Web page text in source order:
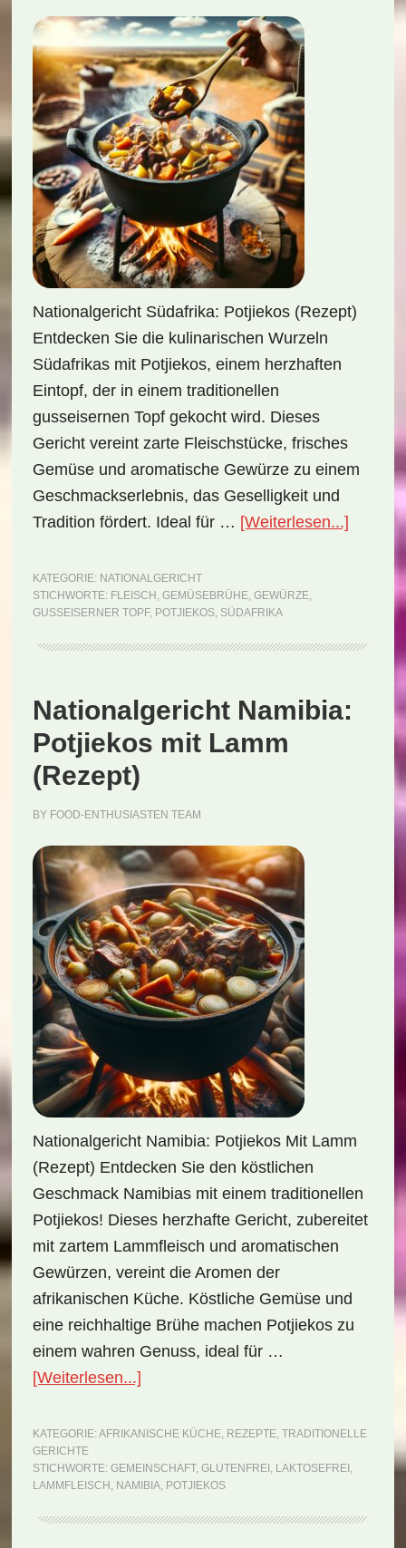
Nationalgericht Südafrika: Potjiekos (Rezept)
Entdecken Sie die kulinarischen Wurzeln
Südafrikas mit Potjiekos, einem herzhaften
Eintopf, der in einem traditionellen
gusseisernen Topf gekocht wird. Dieses
Gericht vereint zarte Fleischstücke, frisches
Gemüse und aromatische Gewürze zu einem
Geschmackserlebnis, das Geselligkeit und
Tradition fördert. Ideal für … [Weiterlesen...]
KATEGORIE: NATIONALGERICHT
STICHWORTE: FLEISCH , GEMÜSEBRÜHE, GEWÜRZE,
GUSSEISERNER TOPF, POTJIEKOS, SÜDAFRIKA
Nationalgericht Namibia:
Potjiekos mit Lamm
(Rezept)
BY FOOD-ENTHUSIASTEN TEAM
Nationalgericht Namibia: Potjiekos Mit Lamm
(Rezept) Entdecken Sie den köstlichen
Geschmack Namibias mit einem traditionellen
Potjiekos! Dieses herzhafte Gericht, zubereitet
mit zartem Lammfleisch und aromatischen
Gewürzen, vereint die Aromen der
afrikanischen Küche. Köstliche Gemüse und
eine reichhaltige Brühe machen Potjiekos zu
einem wahren Genuss, ideal für …
[Weiterlesen...]ÜberNationalgericht
Potjiekos
Lamm
KATEGORIE: AFRIKANISCHE KÜCHE, REZEPTE, TRADITIONELLE
GERICHTE
STICHWORTE: GEMEINSCHAFT, GLUTENFREI , LAKTOSEFREI ,
LAMMFLEISCH , NAMIBIA, POTJIEKOS